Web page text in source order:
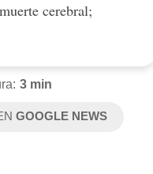
cerebral;
3 min
GOOGLE NEWS